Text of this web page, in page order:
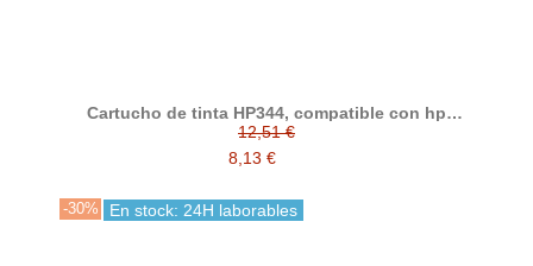
Cartucho de tinta HP344, compatible con hp
C9363EE, tricolor
12,51 €
8,13 €
-30% En stock: 24H laborables